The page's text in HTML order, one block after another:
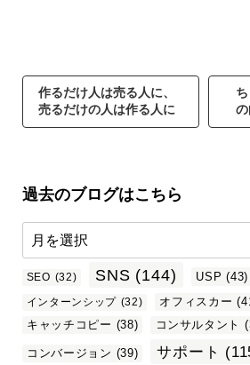
作るだけ人は売る人に、
売るだけの人は作る人に
過去のブログはこちら
SEO (32) SNS (144) USP (43)
インターンシップ (32) オフィスカー
キャッチコピー (38) コンサルタント
コンバージョン (39) サポート